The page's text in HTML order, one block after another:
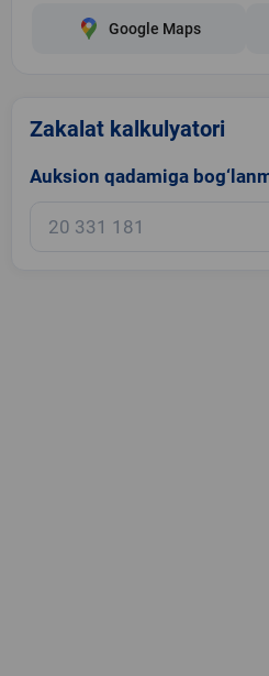
Google Maps
Zakalat kalkulyatori
Auksion qadamiga